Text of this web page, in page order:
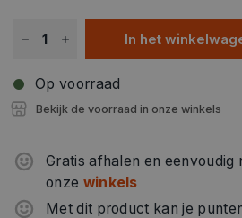
In het
Op voorraad
Bekijk de voorraad in onze winkels
Gratis afhalen en eenvoudig
onze winkels
Met dit product kan je